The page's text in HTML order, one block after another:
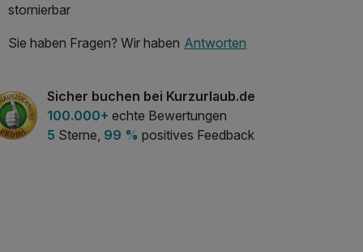
stornierbar
Sie haben Fragen? Wir haben Antworten
Sicher buchen bei Kurzurlaub.de
100.000+ echte Bewertungen
5 Sterne, 99 % positives Feedback